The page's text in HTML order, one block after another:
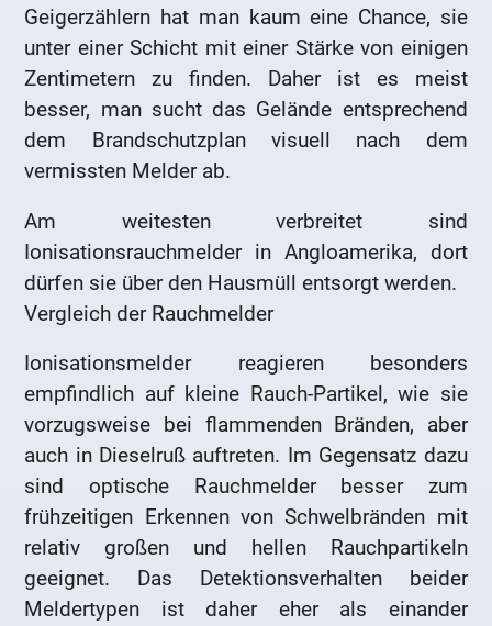
Geigerzählern hat man kaum eine Chance, sie
unter einer Schicht mit einer Stärke von einigen
Zentimetern zu finden. Daher ist es meist
besser, man sucht das Gelände entsprechend
dem Brandschutzplan visuell nach dem
vermissten Melder ab.
Am weitesten verbreitet sind
Ionisationsrauchmelder in Angloamerika, dort
dürfen sie über den Hausmüll entsorgt werden.
Vergleich der Rauchmelder
Ionisationsmelder reagieren besonders
empfindlich auf kleine Rauch-Partikel, wie sie
vorzugsweise bei flammenden Bränden, aber
auch in Dieselruß auftreten. Im Gegensatz dazu
sind optische Rauchmelder besser zum
frühzeitigen Erkennen von Schwelbränden mit
relativ großen und hellen Rauchpartikeln
geeignet. Das Detektionsverhalten beider
Meldertypen ist daher eher als einander